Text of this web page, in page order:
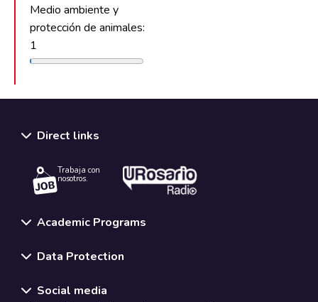
Medio ambiente y
protección de animales:
1
Direct links
Trabaja con
nosotros.
Academic Programs
Data Protection
Social media